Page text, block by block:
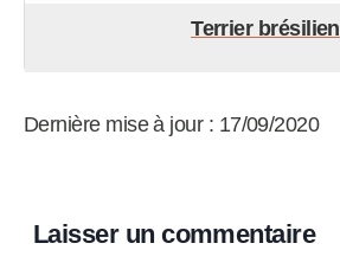
Terrier brésilien
Dernière mise à jour : 17/09/2020
Laisser un commentaire